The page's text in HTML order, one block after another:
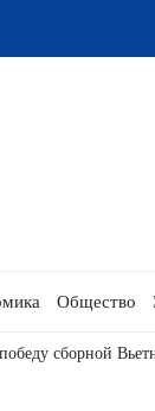
Общество
сборной